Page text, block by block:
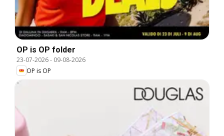
OP is OP folder
23-07-2026- 09-08-2026
OP is OP